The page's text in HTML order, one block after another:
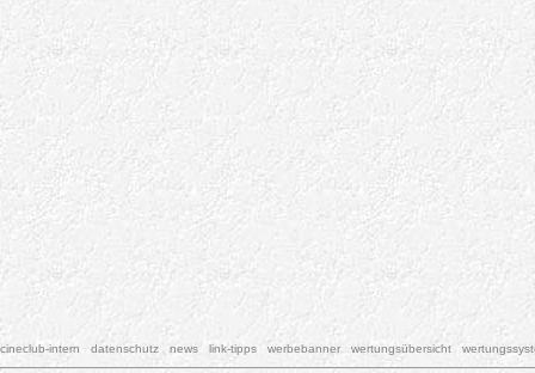
cineclub-intern datenschutz news link-tipps werbebanner wertungsübersicht